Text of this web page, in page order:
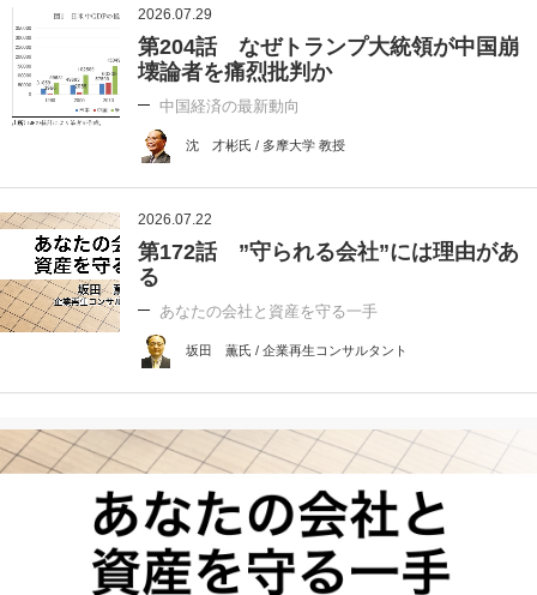
2026.07.29
第204話 なぜトランプ大統領が中国崩
壊論者を痛烈批判か
中国経済の最新動向
沈 才彬氏 / 多摩大学 教授
2026.07.22
第172話 ”守られる会社”には理由があ
る
あなたの会社と資産を守る一手
坂田 薫氏 / 企業再生コンサルタント